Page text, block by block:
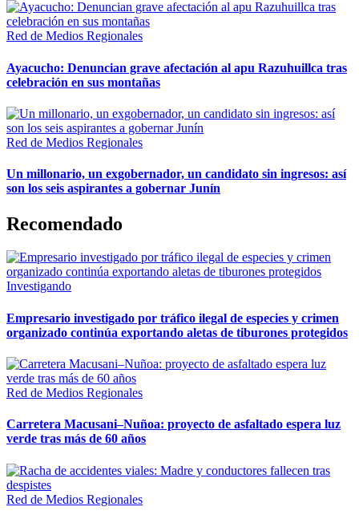
Red de Medios Regionales
Ayacucho: Denuncian grave afectación al apu Razuhuillca tras
celebración en sus montañas
Red de Medios Regionales
Un millonario, un exgobernador, un candidato sin ingresos: así
son los seis aspirantes a gobernar Junín
Recomendado
Investigando
Empresario investigado por tráfico ilegal de especies y crimen
organizado continúa exportando aletas de tiburones protegidos
Red de Medios Regionales
Carretera Macusani–Nuñoa: proyecto de asfaltado espera luz
verde tras más de 60 años
Red de Medios Regionales